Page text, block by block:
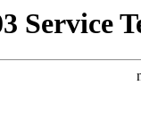
Service